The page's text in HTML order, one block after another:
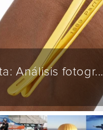
Análisis fotogr...